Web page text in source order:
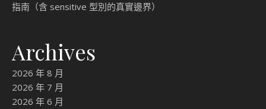
指南（含 sensitive 型別的真實邊界）
Archives
2026 年 8 月
2026 年 7 月
2026 年 6 月